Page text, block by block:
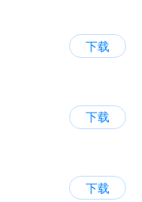
下载
下载
下载